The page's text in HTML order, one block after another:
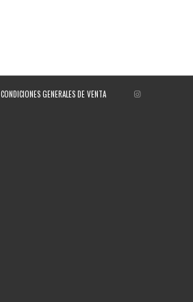
CONDICIONES GENERALES DE VENTA